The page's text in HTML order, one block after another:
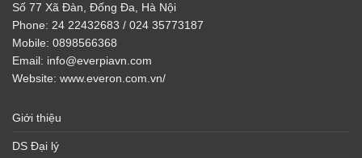
Số 77 Xã Đàn, Đống Đa, Hà Nội
Phone: 24 22432683 / 024 35773187
Mobile: 0898566368
Email: info@everpiavn.com
Website: www.everon.com.vn/
Giới thiệu
DS Đại lý